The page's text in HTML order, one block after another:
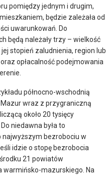
pomiędzy jednym i drugim,
będzie zależała od
uwarunkowań. Do
będą należały trzy – wielkość
stopień zaludnienia, region lub
opłacalność podejmowania
północno-wschodnią
wraz z przygraniczną
około 20 tysięcy
niedawna była to
najwyższym bezrobociu w
idzie o stopę bezrobocia
21 powiatów
warmińsko-mazurskiego. Na